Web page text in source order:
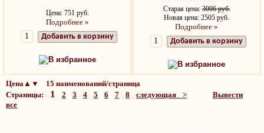
Цена: 751 руб.
Подробнее »
Добавить в корзину
В избранное
Старая цена:3006 руб.
Новая цена: 2505 руб.
Подробнее »
Добавить в корзину
В избранное
Цена▲▼ 15 наименований/страница
Страницы: 1 2 3 4 5 6 7 8 следующая >
Вывести
все